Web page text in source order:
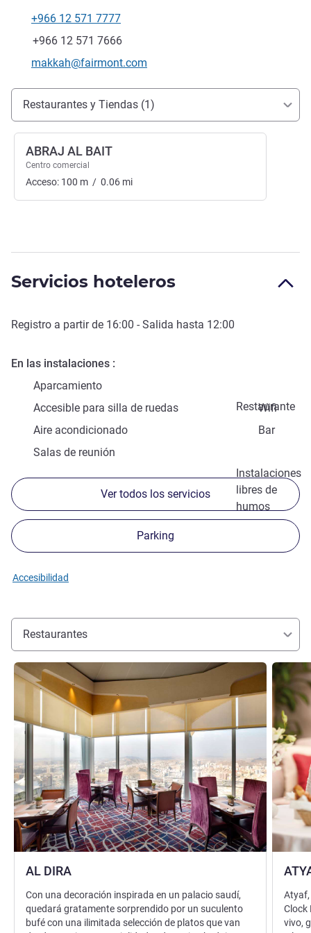
Teléfono
+966 12 571 7777
Fax
+966 12 571 7666
Correo electrónico de contacto
makkah@fairmont.com
Acceso y transporte
Restaurantes y Tiendas (1)
ABRAJ AL BAIT
Centro comercial
Acceso: 100 m / 0.06 mi
Servicios hoteleros
Registro a partir de 16:00 - Salida hasta 12:00
En las instalaciones
Aparcamiento
Restaurante
Accesible para silla de ruedas
Wifi
Aire acondicionado
Bar
Salas de reunión
Instalaciones
libres de
humos
Ver todos los servicios
Parking
Accesibilidad
Restaurantes
AL DIRA
Más información
Con una decoración inspirada en un palacio saudí,
quedará gratamente sorprendido por un suculento
bufé con una ilimitada selección de platos que van
Más
Atyaf,
Clock
vivo,